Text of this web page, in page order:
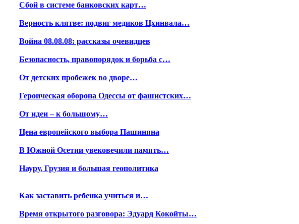
Сбой в системе банковских карт…
Верность клятве: подвиг медиков Цхинвала…
Война 08.08.08: рассказы очевидцев
Безопасность, правопорядок и борьба с…
От детских пробежек во дворе…
Героическая оборона Одессы от фашистских…
От идеи – к большому…
Цена европейского выбора Пашиняна
В Южной Осетии увековечили память…
Науру, Грузия и большая геополитика
Как заставить ребенка учиться и…
Время открытого разговора: Эдуард Кокойты…